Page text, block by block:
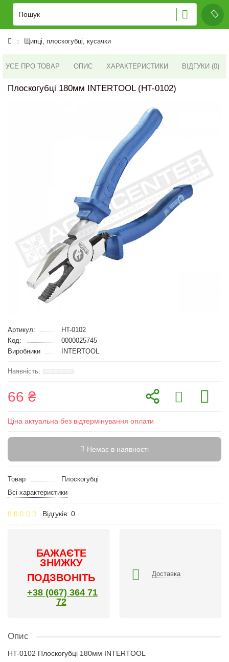
Щипці, плоскогубці, кусачки
УСЕ ПРО ТОВАР ОПИС ХАРАКТЕРИСТИКИ ВІДГУКИ (0)
Плоскогубці 180мм INTERTOOL (HT-0102)
Артикул:
HT-0102
Код:
0000025745
Виробники
INTERTOOL
66 ₴
Ціна актуальна без відтермінування оплати
Немає в наявності
Товар
Плоскогубці
Всі характеристики
Відгуків: 0
БАЖАЄТЕ
ЗНИЖКУ
ПОДЗВОНІТЬ
+38 (067) 364 71
72
Доставка
Опис
HT-0102 Плоскогубці 180мм INTERTOOL